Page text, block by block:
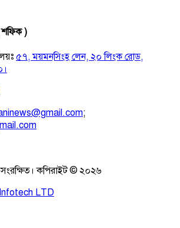
)
৫৭, ময়মনসিংহ লেন, ২০ লিংক রোড,
;
কপিরাইট © ২০২৬
LTD